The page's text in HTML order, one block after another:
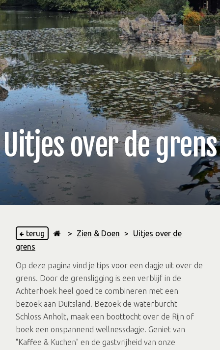
Uitjes over de grens
terug > Zien & Doen >
Uitjes over de
grens
Op deze pagina vind je tips voor een dagje uit over de
grens. Door de grensligging is een verblijf in de
Achterhoek heel goed te combineren met een
bezoek aan Duitsland. Bezoek de waterburcht
Schloss Anholt, maak een boottocht over de Rijn of
boek een onspannend wellnessdagje. Geniet van
"Kaffee & Kuchen" en de gastvrijheid van onze